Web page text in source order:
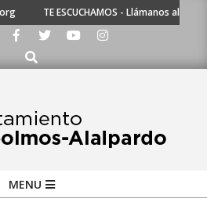
TE ESCUCHAMOS - Llámanos al 91
Buscar
MENU